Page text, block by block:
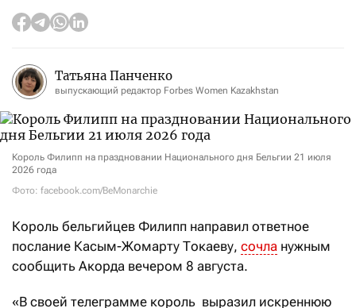
Татьяна Панченко
выпускающий редактор Forbes Women Kazakhstan
Король Филипп на праздновании Национального дня Бельгии 21 июля
2026 года
Фото: facebook.com/BeMonarchie
Король бельгийцев Филипп направил ответное
послание Касым-Жомарту Токаеву, сочла нужным
сообщить Акорда вечером 8 августа.
«В своей телеграмме король выразил искреннюю